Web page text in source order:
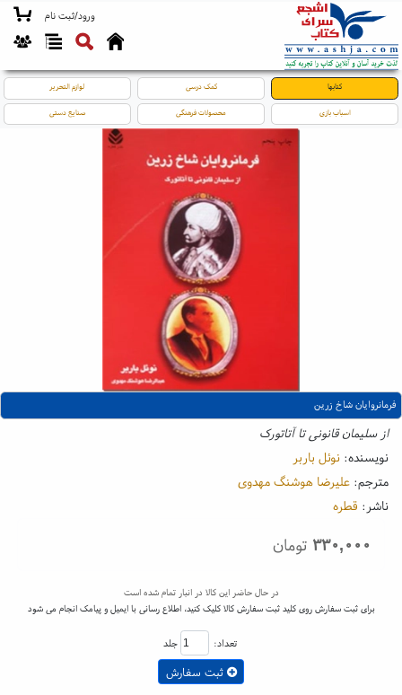
ورود/ثبت نام
کتابها کمک درسی لوازم التحریر
اسباب بازی محصولات فرهنگی صنایع دستی
فرمانروایان شاخ زرین
از سلیمان قانونی تا آتاتورک
نویسنده: نوئل باربر
مترجم: علیرضا هوشنگ مهدوی
ناشر: قطره
۳۳۰,۰۰۰ تومان
در حال حاضر این کالا در انبار تمام شده است
برای ثبت سفارش روی کلید ثبت سفارش کالا کلیک کنید، اطلاع رسانی با ایمیل و پیامک انجام می شود
تعداد: جلد
ثبت سفارش